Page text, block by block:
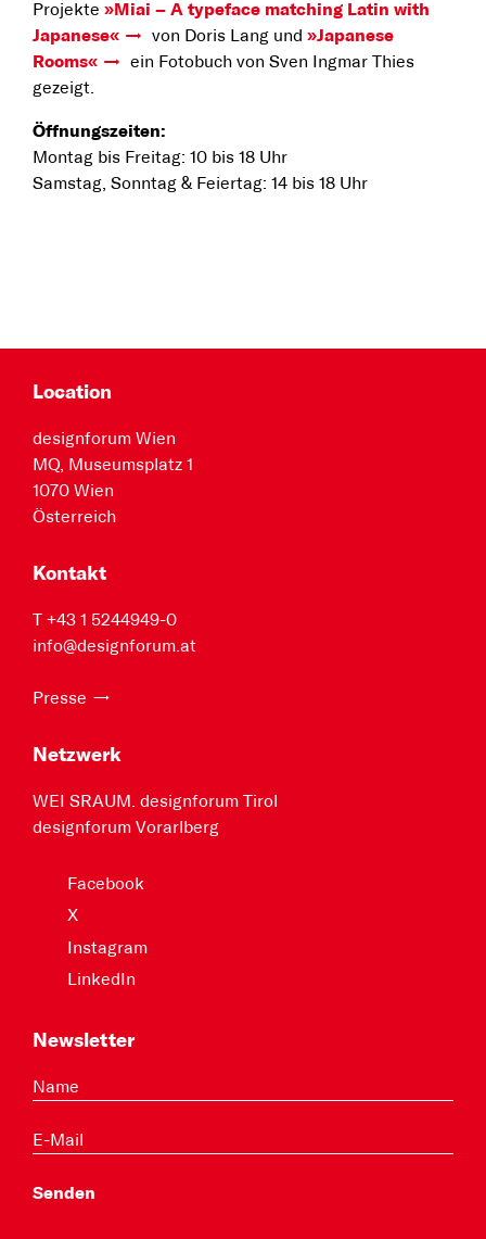
Projekte »Miai – A typeface matching Latin with
Japanese«
von Doris Lang und »Japanese
Rooms«
ein Fotobuch von Sven Ingmar Thies
gezeigt.
Öffnungszeiten:
Montag bis Freitag: 10 bis 18 Uhr
Samstag, Sonntag & Feiertag: 14 bis 18 Uhr
Location
designforum Wien
MQ, Museumsplatz 1
1070 Wien
Österreich
Kontakt
T +43 1 5244949-0
info@designforum.at
Presse
Netzwerk
WEI SRAUM. designforum Tirol
designforum Vorarlberg
Facebook
X
Instagram
LinkedIn
Newsletter